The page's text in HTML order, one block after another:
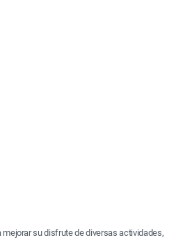
su disfrute de diversas actividades,